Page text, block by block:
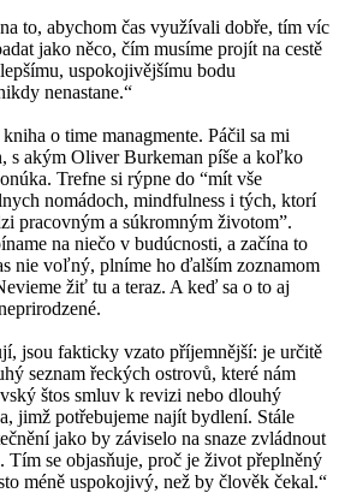
to, abychom čas využívali dobře, tím víc
jako něco, čím musíme projít na cestě
uspokojivějšímu bodu
nenastane.“
o time managmente. Páčil sa mi
s akým Oliver Burkeman píše a koľko
Trefne si rýpne do “mít vše
nomádoch, mindfulness i tých, ktorí
pracovným a súkromným životom”.
na niečo v budúcnosti, a začína to
nie voľný, plníme ho ďalším zoznamom
žiť tu a teraz. A keď sa o to aj
jsou fakticky vzato příjemnější: je určitě
seznam řeckých ostrovů, které nám
štos smluv k revizi nebo dlouhý
jimž potřebujeme najít bydlení. Stále
jako by záviselo na snaze zvládnout
Tím se objasňuje, proč je život přeplněný
méně uspokojivý, než by člověk čekal.“